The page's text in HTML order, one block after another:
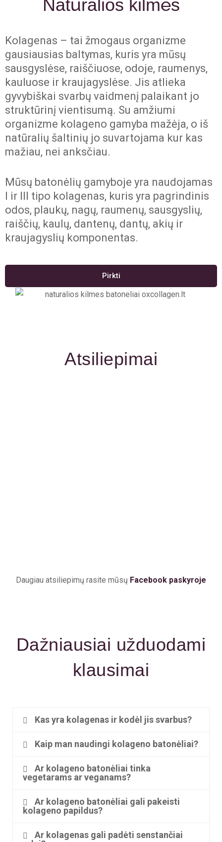
Natūralios kilmės
Kolagenas – tai žmogaus organizme
gausiausias baltymas, kuris yra mūsų
sausgyslėse, raiščiuose, odoje, raumenys,
kauluose ir kraujagyslėse. Jis atlieka
gyvybiškai svarbų vaidmenį palaikant jo
struktūrinį vientisumą. Su amžiumi
organizme kolageno gamyba mažėja, o iš
natūralių šaltinių jo suvartojama kur kas
mažiau, nei anksčiau.
Mūsų batonėlių gamyboje yra naudojamas
I ir III tipo kolagenas, kuris yra pagrindinis
odos, plaukų, nagų, raumenų, sausgyslių,
raiščių, kaulų, dantenų, dantų, akių ir
kraujagyslių komponentas.
Pirkti
Atsiliepimai
Daugiau atsiliepimų rasite mūsų Facebook paskyroje
Dažniausiai užduodami
klausimai
Kas yra kolagenas ir kodėl jis svarbus?
Kaip man naudingi kolageno batonėliai?
Ar kolageno batonėliai tinka
vegetarams ar veganams?
Ar kolageno batonėliai gali pakeisti
kolageno papildus?
Ar kolagenas gali padėti senstančiai